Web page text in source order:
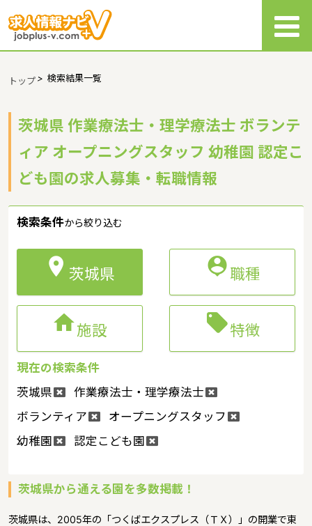
トップ> 検索結果一覧
茨城県 作業療法士・理学療法士 ボランテ
ィア オープニングスタッフ 幼稚園 認定こ
ども園の求人募集・転職情報
検索条件から絞り込む
 茨城県 職種
施設 特徴
現在の検索条件
茨城県
作業療法士・理学療法士
ボランティア
オープニングスタッフ
幼稚園
認定こども園
茨城県から通える園を多数掲載！
茨城県は、2005年の「つくばエクスプレス（ＴＸ）」の開業で東